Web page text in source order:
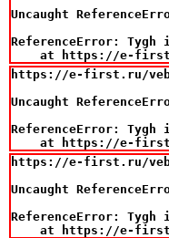
Uncaught
ReferenceError: Tygh
at https://e-
https://e-first.ru/veb-
Uncaught
ReferenceError: Tygh
at https://e-
https://e-first.ru/veb-
Uncaught
ReferenceError: Tygh
at https://e-